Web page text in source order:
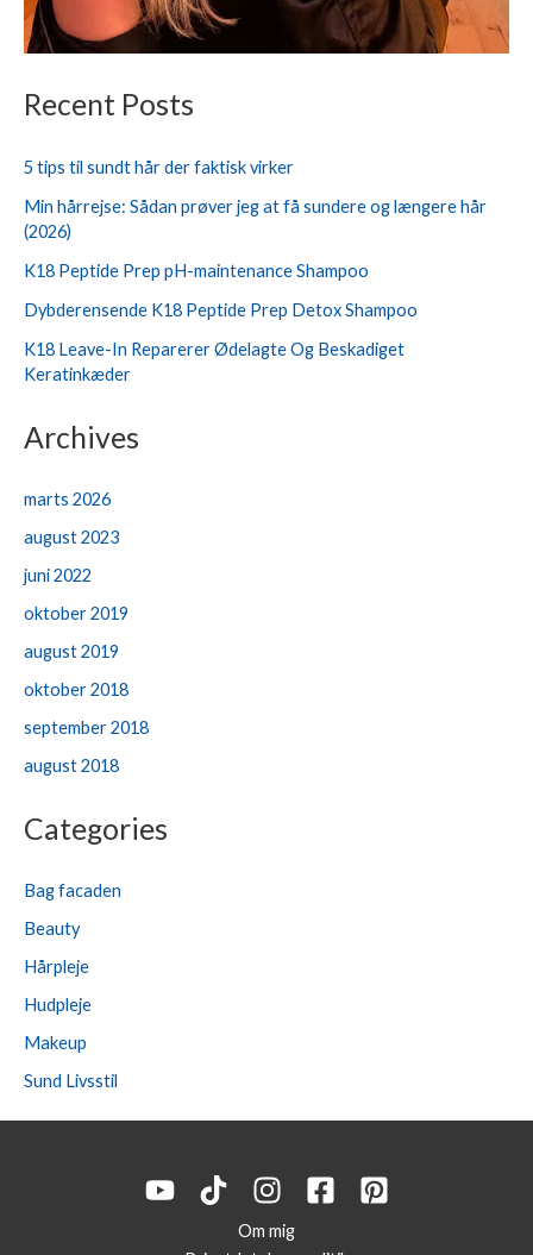
Recent Posts
5 tips til sundt hår der faktisk virker
Min hårrejse: Sådan prøver jeg at få sundere og længere hår
(2026)
K18 Peptide Prep pH-maintenance Shampoo
Dybderensende K18 Peptide Prep Detox Shampoo
K18 Leave-In Reparerer Ødelagte Og Beskadiget
Keratinkæder
Archives
marts 2026
august 2023
juni 2022
oktober 2019
august 2019
oktober 2018
september 2018
august 2018
Categories
Bag facaden
Beauty
Hårpleje
Hudpleje
Makeup
Sund Livsstil
Om mig